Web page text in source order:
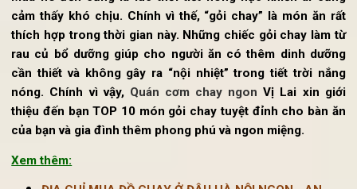
Mùa hè đến cũng là lúc thời tiết nóng nực khiến ai
cảm thấy khó chịu. Chính vì thế, “gỏi chay” là món ăn
thích hợp trong thời gian này. Những chiếc gỏi chay làm
rau củ bổ dưỡng giúp cho người ăn có thêm dinh
cần thiết và không gây ra “nội nhiệt” trong tiết trời
nóng. Chính vì vậy,Quán cơm chay ngonVị Lai xin
của bạn và gia đình thêm phong phú và ngon miệng.